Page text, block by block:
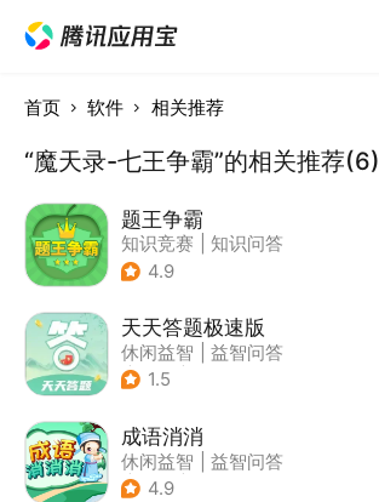
首页 软件 相关推荐
“魔天录-七王争霸”的相关推荐(6)
题王争霸
知识竞赛
知识问答
4.9
天天答题极速版
休闲益智
益智问答
| 文化
1.5
成语消消
休闲益智
益智问答
| 成语
4.9